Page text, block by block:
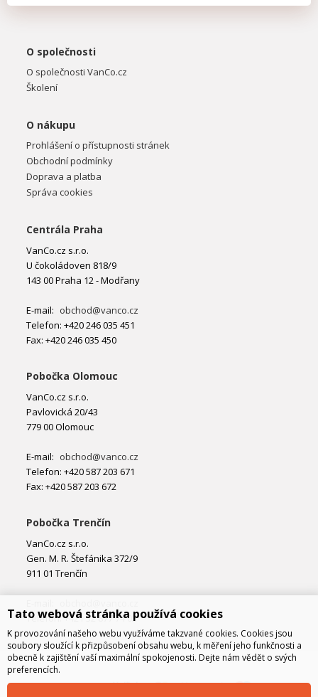
O společnosti
O společnosti VanCo.cz
Školení
O nákupu
Prohlášení o přístupnosti stránek
Obchodní podmínky
Doprava a platba
Správa cookies
Centrála Praha
VanCo.cz s.r.o.
U čokoládoven 818/9
143 00 Praha 12 - Modřany
E-mail: obchod@vanco.cz
Telefon: +420 246 035 451
Fax: +420 246 035 450
Pobočka Olomouc
VanCo.cz s.r.o.
Pavlovická 20/43
779 00 Olomouc
E-mail: obchod@vanco.cz
Telefon: +420 587 203 671
Fax: +420 587 203 672
Pobočka Trenčín
VanCo.cz s.r.o.
Gen. M. R. Štefánika 372/9
911 01 Trenčín
Telefon: +421 32 877 74 02
Tato webová stránka používá cookies
K provozování našeho webu využíváme takzvané cookies. Cookies jsou
soubory sloužící k přizpůsobení obsahu webu, k měření jeho funkčnosti a
obecně k zajištění vaší maximální spokojenosti. Dejte nám vědět o svých
preferencích.